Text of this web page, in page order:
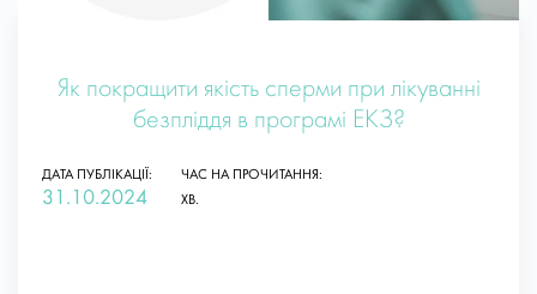
Як покращити якість сперми при лікуванні
безпліддя в програмі ЕКЗ?
ДАТА ПУБЛІКАЦІЇ:
31.10.2024
ЧАС НА ПРОЧИТАННЯ:
ХВ.